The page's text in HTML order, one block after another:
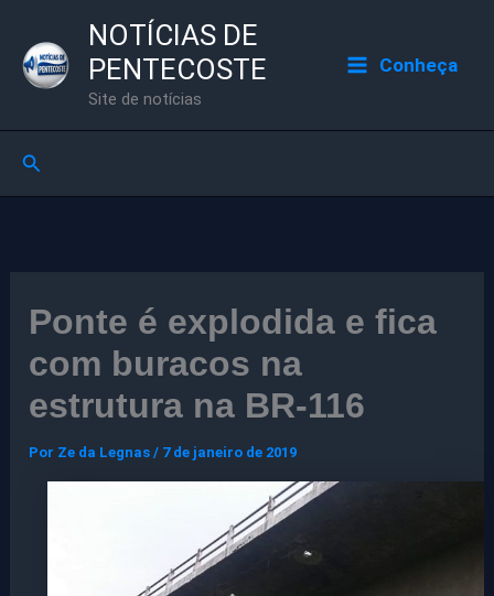
para
NOTÍCIAS DE
PENTECOSTE
Site de notícias
Conheça
Pesquisar
Ponte é explodida e fica
com buracos na
estrutura na BR-116
Por Ze da Legnas/ 7 de janeiro de 2019